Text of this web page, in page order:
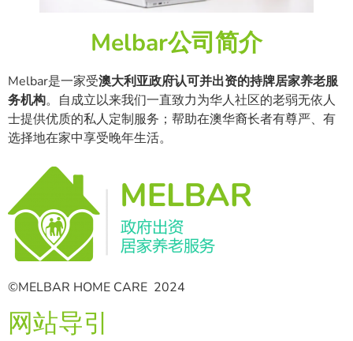
Melbar公司简介
Melbar是一家受澳大利亚政府认可并出资的持牌居家养老服
务机构。自成立以来我们一直致力为华人社区的老弱无依人
士提供优质的私人定制服务；帮助在澳华裔长者有尊严、有
选择地在家中享受晚年生活。
©MELBAR HOME CARE 2024
网站导引